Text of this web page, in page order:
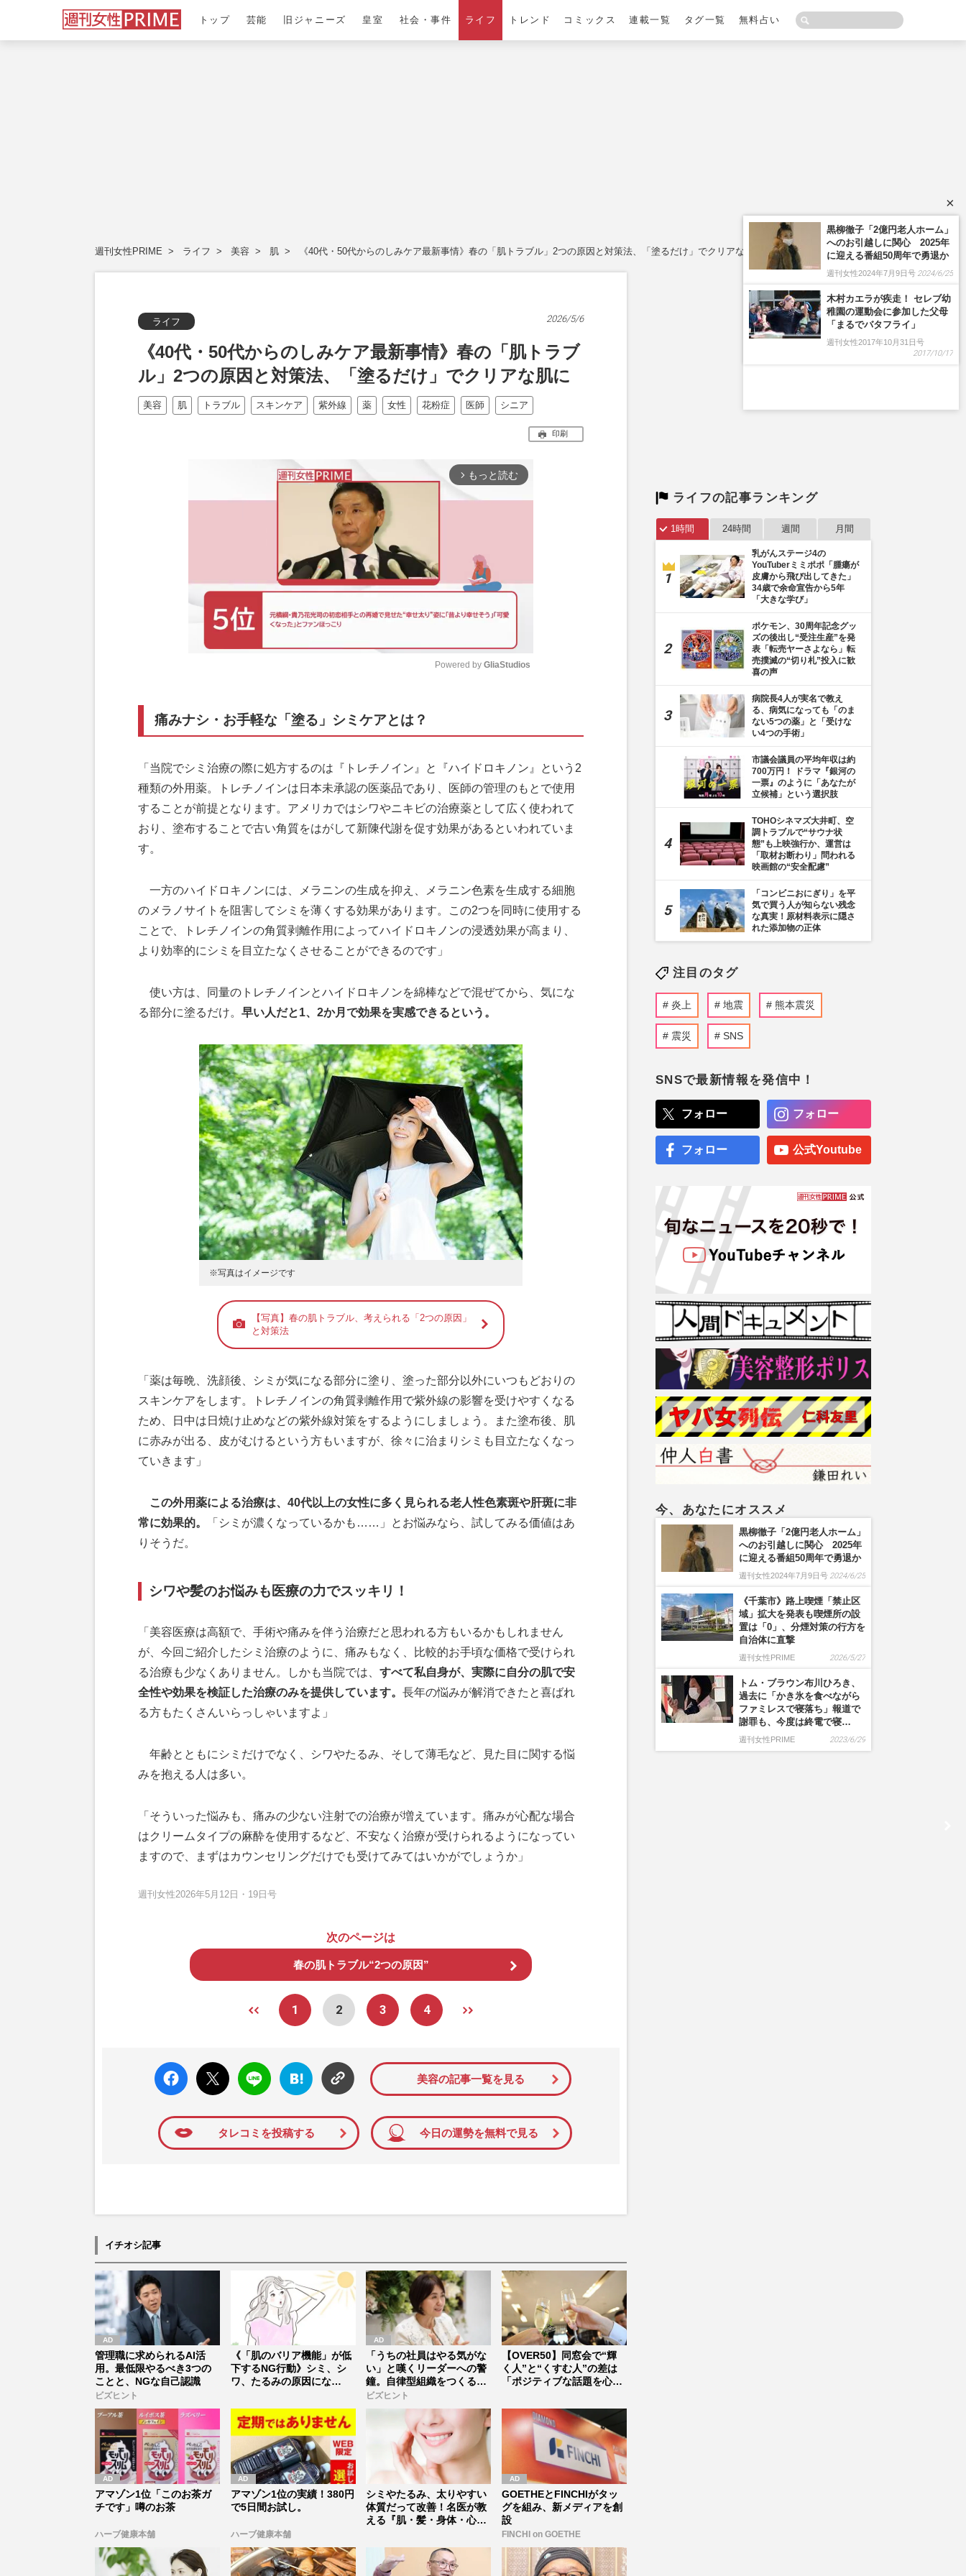
トップ 芸能 旧ジャニーズ 皇室 社会・事件 ライフ トレンド コミックス 連載一覧 タグ一覧 無料占い
週刊女性PRIME ライフ 美容 肌 《40代・50代からのしみケア最新事情》春の「肌トラブル」2つの原因と対策法、「塗るだけ」でクリアな肌に
ライフ 2026/5/6
《40代・50代からのしみケア最新事情》春の「肌トラブ
ル」2つの原因と対策法、「塗るだけ」でクリアな肌に
美容 肌 トラブル スキンケア 紫外線 薬 女性 花粉症 医師 シニア
印刷
arrow_forward_ios もっと読む
e
Powered by GliaStudios
痛みナシ・お手軽な「塗る」シミケアとは？
「当院でシミ治療の際に処方するのは『トレチノイン』と『ハイドロキノン』という2
種類の外用薬。トレチノインは日本未承認の医薬品であり、医師の管理のもとで使用
することが前提となります。アメリカではシワやニキビの治療薬として広く使われて
おり、塗布することで古い角質をはがして新陳代謝を促す効果があるといわれていま
す。
一方のハイドロキノンには、メラニンの生成を抑え、メラニン色素を生成する細胞
のメラノサイトを阻害してシミを薄くする効果があります。この2つを同時に使用する
ことで、トレチノインの角質剥離作用によってハイドロキノンの浸透効果が高まり、
より効率的にシミを目立たなくさせることができるのです」
使い方は、同量のトレチノインとハイドロキノンを綿棒などで混ぜてから、気にな
る部分に塗るだけ。 早い人だと1、2か月で効果を実感できるという。
※写真はイメージです
【写真】春の肌トラブル、考えられる「2つの原因」
と対策法
「薬は毎晩、洗顔後、シミが気になる部分に塗り、塗った部分以外にいつもどおりの
スキンケアをします。トレチノインの角質剥離作用で紫外線の影響を受けやすくなる
ため、日中は日焼け止めなどの紫外線対策をするようにしましょう。また塗布後、肌
に赤みが出る、皮がむけるという方もいますが、徐々に治まりシミも目立たなくなっ
ていきます」
この外用薬による治療は、40代以上の女性に多く見られる老人性色素斑や肝斑に非
常に効果的。
「シミが濃くなっているかも……」とお悩みなら、試してみる価値はあ
りそうだ。
シワや髪のお悩みも医療の力でスッキリ！
「美容医療は高額で、手術や痛みを伴う治療だと思われる方もいるかもしれません
が、今回ご紹介したシミ治療のように、痛みもなく、比較的お手頃な価格で受けられ
る治療も少なくありません。しかも当院では、 すべて私自身が、実際に自分の肌で安
全性や効果を検証した治療のみを提供しています。 長年の悩みが解消できたと喜ばれ
る方もたくさんいらっしゃいますよ」
年齢とともにシミだけでなく、シワやたるみ、そして薄毛など、見た目に関する悩
みを抱える人は多い。
「そういった悩みも、痛みの少ない注射での治療が増えています。痛みが心配な場合
はクリームタイプの麻酔を使用するなど、不安なく治療が受けられるようになってい
ますので、まずはカウンセリングだけでも受けてみてはいかがでしょうか」
週刊女性2026年5月12日・19日号
次のページは
春の肌トラブル“2つの原因”
1 2 3 4
faceboo
k いい
ね
X ポス
ト
LINE
はてな
ブック
マーク
美容の記事一覧を見る
タレコミを投稿する 今日の運勢を無料で見る
イチオシ記事
管理職に求められるAI活
用。最低限やるべき3つの
ことと、NGな自己認識
ビズヒント
《「肌のバリア機能」が低
下するNG行動》シミ、シ
ワ、たるみの原因にな
「うちの社員はやる気がな
い」と嘆くリーダーへの警
鐘。自律型組織をつくる前
に外せな...
ビズヒント
【OVER50】同窓会で“輝
く人”と“くすむ人”の差は
「ポジティブな話題を心が
アマゾン1位「このお茶ガ
チです」噂のお茶
ハーブ健康本舗
アマゾン1位の実績！380円
で5日間お試し。
ハーブ健康本舗
シミやたるみ、太りやすい
体質だって改善！名医が教
える『肌・髪・身体・心』
GOETHEとFINCHIがタッ
グを組み、新メディアを創
設
FINCHI on GOETHE
ライフの記事ランキング
1時間 24時間 週間 月間
乳がんステージ4の
YouTuberミミポポ「腫瘍が
皮膚から飛び出してきた」
34歳で余命宣告から5年
「大きな学び」
ポケモン、30周年記念グッ
ズの後出し“受注生産”を発
表「転売ヤーさよなら」転
売撲滅の“切り札”投入に歓
喜の声
病院長4人が実名で教え
る、病気になっても「のま
ない5つの薬」と「受けな
い4つの手術」
市議会議員の平均年収は約
700万円！ ドラマ『銀河の
一票』のように「あなたが
立候補」という選択肢
TOHOシネマズ大井町、空
調トラブルで“サウナ状
態”も上映強行か、運営は
「取材お断わり」問われる
映画館の“安全配慮”
「コンビニおにぎり」を平
気で買う人が知らない残念
な真実！原材料表示に隠さ
れた添加物の正体
注目のタグ
炎上 地震 熊本震災
震災 SNS
SNSで最新情報を発信中！
フォロー フォロー
フォロー 公式Youtube
今、あなたにオススメ
黒柳徹子「2億円老人ホーム」
へのお引越しに関心 2025年
に迎える番組50周年で勇退か
週刊女性2024年7月9日号 2024/6/25
《千葉市》路上喫煙「禁止区
域」拡大を発表も喫煙所の設
置は「0」、分煙対策の行方を
自治体に直撃
週刊女性PRIME 2026/5/27
トム・ブラウン布川ひろき、
過去に「かき氷を食べながら
ファミレスで寝落ち」報道で
謝罪も、今度は終電で寝…
週刊女性PRIME 2023/6/29
×